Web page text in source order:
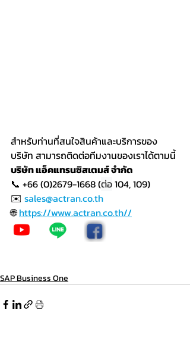
สำหรับท่านที่สนใจสินค้าและบริการของ
บริษัท สามารถติดต่อทีมงานของเราได้ตามนี้
บริษัท แอ็คแทรนซิสเตมส์ จำกัด
📞 +66 (0)2679-1668 (ต่อ 104, 109)
✉️ sales@actran.co.th
🌐 https://www.actran.co.th//
SAP Business One